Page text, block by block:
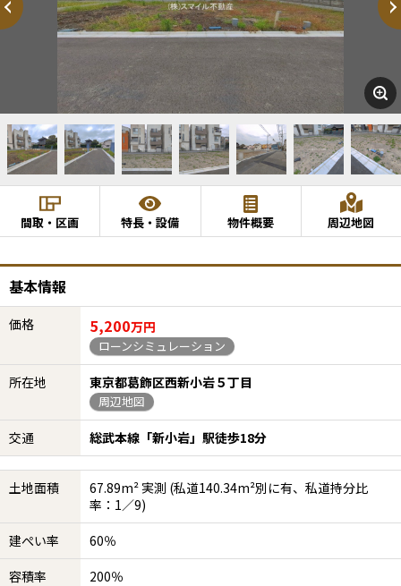
間取・区画 特長・設備 物件概要 周辺地図
基本情報
価格 5,200万円
ローンシミュレーション
所在地 東京都葛飾区西新小岩５丁目
周辺地図
交通 総武本線「新小岩」駅徒歩18分
土地面積
67.89m² 実測 (私道140.34m²別に有、私道持分比
率：1／9)
建ぺい率
60％
容積率
200％